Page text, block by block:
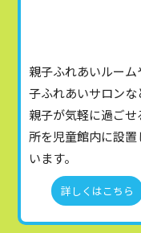
親子ふれあいルーム
子ふれあいサロンな
親子が気軽に過ごせ
所を児童館内に設置
います。
詳しくはこちら